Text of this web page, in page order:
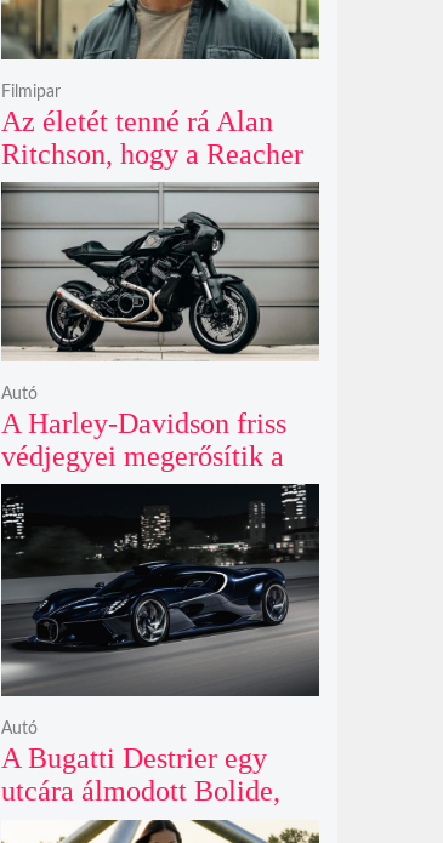
Az életét tenné rá Alan
Ritchson, hogy a Reacher
negyedik évada mindent
felülmúl
Filmipar
A Harley-Davidson friss
védjegyei megerősítik a
lenyűgöző café racer és
flat tracker szériagyártását
Autó
A Bugatti Destrier egy
utcára álmodott Bolide,
ami a pályaautók
Autó